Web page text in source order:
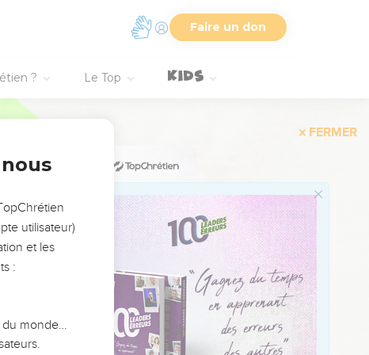
Faire un don
? Le Top
αὐτοῦ, χαρᾷ
ἐκ τῆς γῆς λαλεῖ· ὁ
ζωήν, ἀλλ’ ἡ ὀργὴ τοῦ
utilisateur)
et les
:
du monde…